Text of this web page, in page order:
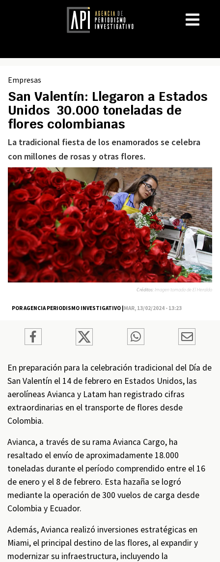
Empresas
San Valentín: Llegaron a Estados
Unidos 30.000 toneladas de
flores colombianas
La tradicional fiesta de los enamorados se celebra
con millones de rosas y otras flores.
POR AGENCIA PERIODISMO INVESTIGATIVO |MAR, 13/02/2024 - 13:23
Créditos:Imagen tomada de El Heraldo
En preparación para la celebración tradicional del Día de
San Valentín el 14 de febrero en Estados Unidos, las
aerolíneas Avianca y Latam han registrado cifras
extraordinarias en el transporte de flores desde
Colombia.
Avianca, a través de su rama Avianca Cargo, ha
resaltado el envío de aproximadamente 18.000
toneladas durante el período comprendido entre el 16
de enero y el 8 de febrero. Esta hazaña se logró
mediante la operación de 300 vuelos de carga desde
Colombia y Ecuador.
Además, Avianca realizó inversiones estratégicas en
Miami, el principal destino de las flores, al expandir y
modernizar su infraestructura, incluyendo la